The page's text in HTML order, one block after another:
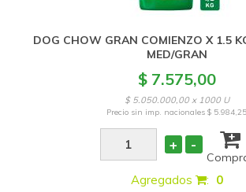
DOG CHOW GRAN COMIENZO X 1.5
MED/GRAN
$ 7.575,00
$ 5.050.000,00 x 1000 U
Precio sin imp. nacionales$ 5.984,25
+ -
Agregados : 0